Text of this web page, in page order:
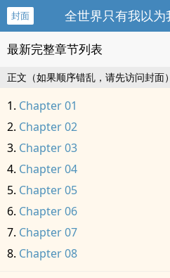
封面 全世界只有我以
最新完整章节列表
正文（如果顺序错乱，请先访问封面）
Chapter 01
Chapter 02
Chapter 03
Chapter 04
Chapter 05
Chapter 06
Chapter 07
Chapter 08